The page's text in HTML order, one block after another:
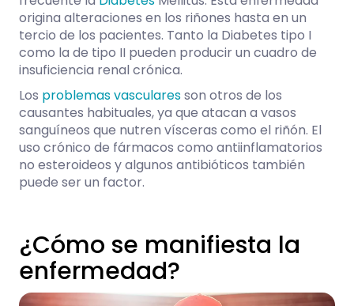
origina alteraciones en los riñones hasta en un
tercio de los pacientes. Tanto la Diabetes tipo I
como la de tipo II pueden producir un cuadro de
insuficiencia renal crónica.
Los problemas vascularesson otros de los
causantes habituales, ya que atacan a vasos
sanguíneos que nutren vísceras como el riñón. El
uso crónico de fármacos como antiinflamatorios
no esteroideos y algunos antibióticos también
puede ser un factor.
¿Cómo se manifiesta la
enfermedad?